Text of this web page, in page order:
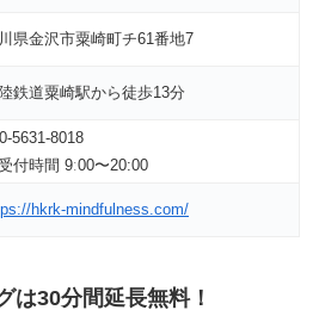
県金沢市粟崎町チ61番地7
鉄道粟崎駅から徒歩13分
5631-8018
付時間 9ː00〜20:00
hkrk-mindfulness.com/
は30分間延長無料！